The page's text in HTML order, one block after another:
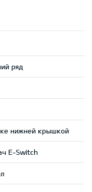
ряд
нижней крышкой
E-Switch